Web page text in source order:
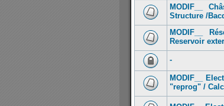
MODIF__
Structure /
MODIF__
Reservoir
-
MODIF__
"reprog" /